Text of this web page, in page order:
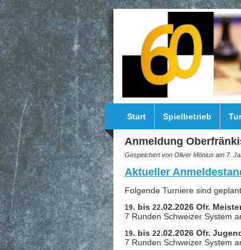
Direkt zum Inhalt
Start Spielbetrieb
Anmeldung
Gespeichert von Oliver Mönius am 7.
Aktueller
Folgende Turniere sind
19. bis 22.02.2026 Ofr.
7 Runden Schweizer System
19. bis 22.02.2026 Ofr.
7 Runden Schweizer System